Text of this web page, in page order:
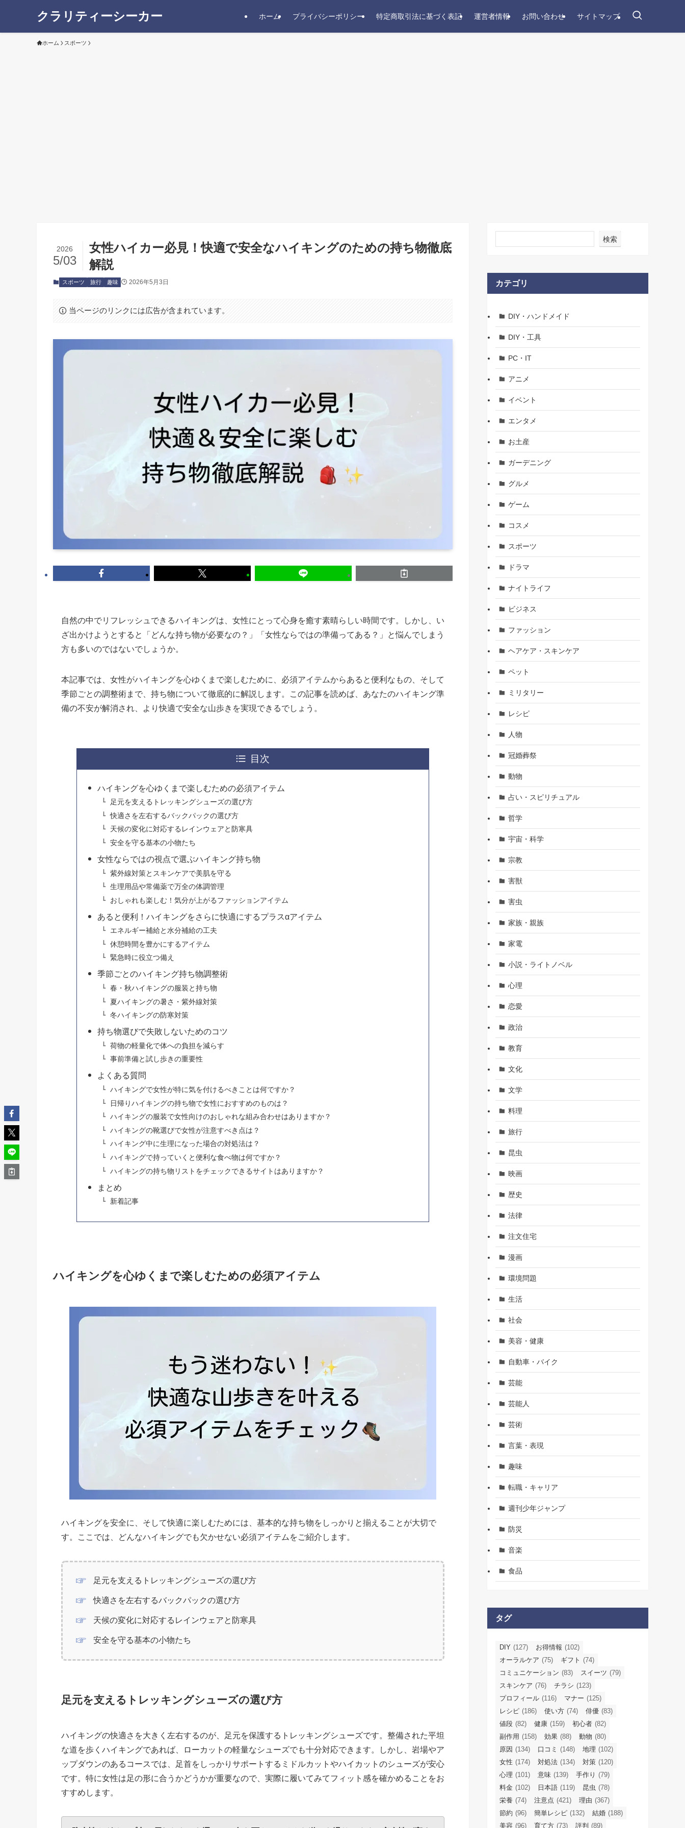
クラリティーシーカー ホーム プライバシーポリシー 特定商取引法に基づく表記 運営者情報 お問い合わせ サイトマップ
ホーム スポーツ
女性ハイカー必見！快適で安全なハイキングのための持ち物徹底
解説
2026
5/03
スポーツ 旅行 趣味 2026年5月3日
当ページのリンクには広告が含まれています。
自然の中でリフレッシュできるハイキングは、女性にとって心身を癒す素晴らしい時間です。しかし、い
ざ出かけようとすると「どんな持ち物が必要なの？」「女性ならではの準備ってある？」と悩んでしまう
方も多いのではないでしょうか。
本記事では、女性がハイキングを心ゆくまで楽しむために、必須アイテムからあると便利なもの、そして
季節ごとの調整術まで、持ち物について徹底的に解説します。この記事を読めば、あなたのハイキング準
備の不安が解消され、より快適で安全な山歩きを実現できるでしょう。
目次
ハイキングを心ゆくまで楽しむための必須アイテム
足元を支えるトレッキングシューズの選び方
快適さを左右するバックパックの選び方
天候の変化に対応するレインウェアと防寒具
安全を守る基本の小物たち
女性ならではの視点で選ぶハイキング持ち物
紫外線対策とスキンケアで美肌を守る
生理用品や常備薬で万全の体調管理
おしゃれも楽しむ！気分が上がるファッションアイテム
あると便利！ハイキングをさらに快適にするプラスαアイテム
エネルギー補給と水分補給の工夫
休憩時間を豊かにするアイテム
緊急時に役立つ備え
季節ごとのハイキング持ち物調整術
春・秋ハイキングの服装と持ち物
夏ハイキングの暑さ・紫外線対策
冬ハイキングの防寒対策
持ち物選びで失敗しないためのコツ
荷物の軽量化で体への負担を減らす
事前準備と試し歩きの重要性
よくある質問
ハイキングで女性が特に気を付けるべきことは何ですか？
日帰りハイキングの持ち物で女性におすすめのものは？
ハイキングの服装で女性向けのおしゃれな組み合わせはありますか？
ハイキングの靴選びで女性が注意すべき点は？
ハイキング中に生理になった場合の対処法は？
ハイキングで持っていくと便利な食べ物は何ですか？
ハイキングの持ち物リストをチェックできるサイトはありますか？
まとめ
新着記事
ハイキングを心ゆくまで楽しむための必須アイテム
ハイキングを安全に、そして快適に楽しむためには、基本的な持ち物をしっかりと揃えることが大切で
す。ここでは、どんなハイキングでも欠かせない必須アイテムをご紹介します。
足元を支えるトレッキングシューズの選び方
快適さを左右するバックパックの選び方
天候の変化に対応するレインウェアと防寒具
安全を守る基本の小物たち
足元を支えるトレッキングシューズの選び方
ハイキングの快適さを大きく左右するのが、足元を保護するトレッキングシューズです。整備された平坦
な道を歩くハイキングであれば、ローカットの軽量なシューズでも十分対応できます。しかし、岩場やア
ップダウンのあるコースでは、足首をしっかりサポートするミドルカットやハイカットのシューズが安心
です。特に女性は足の形に合うかどうかが重要なので、実際に履いてみてフィット感を確かめることをお
すすめします。
検索
カテゴリ
DIY・ハンドメイド
DIY・工具
PC・IT
アニメ
イベント
エンタメ
お土産
ガーデニング
グルメ
ゲーム
コスメ
スポーツ
ドラマ
ナイトライフ
ビジネス
ファッション
ヘアケア・スキンケア
ペット
ミリタリー
レシピ
人物
冠婚葬祭
動物
占い・スピリチュアル
哲学
宇宙・科学
宗教
害獣
害虫
家族・親族
家電
小説・ライトノベル
心理
恋愛
政治
教育
文化
文学
料理
旅行
昆虫
映画
歴史
法律
注文住宅
漫画
環境問題
生活
社会
美容・健康
自動車・バイク
芸能
芸能人
芸術
言葉・表現
趣味
転職・キャリア
週刊少年ジャンプ
防災
音楽
食品
タグ
DIY (127) お得情報 (102)
オーラルケア (75) ギフト (74)
コミュニケーション (83) スイーツ (79)
スキンケア (76) チラシ (123)
プロフィール (116) マナー (125)
レシピ (186) 使い方 (74) 俳優 (83)
値段 (82) 健康 (159) 初心者 (82)
副作用 (158) 効果 (88) 動物 (80)
原因 (134) 口コミ (148) 地理 (102)
女性 (174) 対処法 (134) 対策 (120)
心理 (101) 意味 (139) 手作り (79)
料金 (102) 日本語 (119) 昆虫 (78)
栄養 (74) 注意点 (421) 理由 (367)
節約 (96) 簡単レシピ (132) 結婚 (188)
美容 (96) 育て方 (73) 評判 (89)